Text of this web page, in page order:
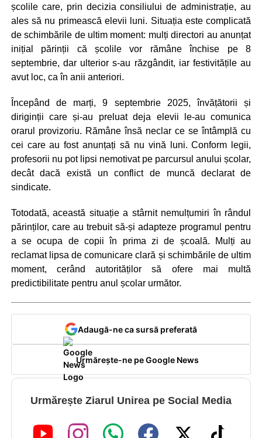
școlile care, prin decizia consiliului de administrație, au
ales să nu primească elevii luni. Situația este complicată
de schimbările de ultim moment: mulți directori au anunțat
inițial părinții că școlile vor rămâne închise pe 8
septembrie, dar ulterior s-au răzgândit, iar festivitățile au
avut loc, ca în anii anteriori.
Începând de marți, 9 septembrie 2025, învățătorii și
diriginții care și-au preluat deja elevii le-au comunica
orarul provizoriu. Rămâne însă neclar ce se întâmplă cu
cei care au fost anunțați să nu vină luni. Conform legii,
profesorii nu pot lipsi nemotivat pe parcursul anului școlar,
decât dacă există un conflict de muncă declarat de
sindicate.
Totodată, această situație a stârnit nemulțumiri în rândul
părinților, care au trebuit să-și adapteze programul pentru
a se ocupa de copii în prima zi de școală. Mulți au
reclamat lipsa de comunicare clară și schimbările de ultim
moment, cerând autorităților să ofere mai multă
predictibilitate pentru anul școlar următor.
Adaugă-ne ca sursă preferată
Urmărește-ne pe Google News
Urmărește Ziarul Unirea pe Social Media